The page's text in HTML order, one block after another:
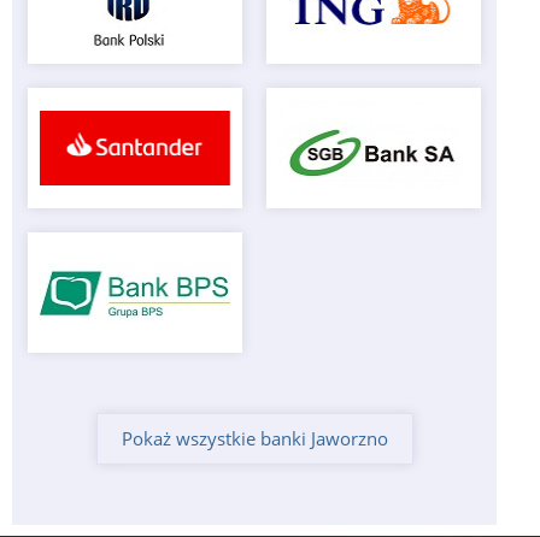
Pokaż wszystkie banki Jaworzno